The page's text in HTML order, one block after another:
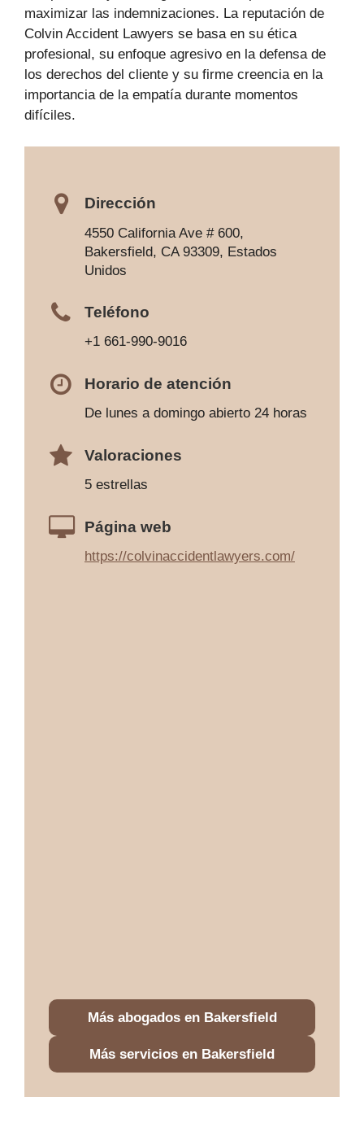
maximizar las indemnizaciones. La reputación de
Colvin Accident Lawyers se basa en su ética
profesional, su enfoque agresivo en la defensa de
los derechos del cliente y su firme creencia en la
importancia de la empatía durante momentos
difíciles.
Dirección
4550 California Ave # 600,
Bakersfield, CA 93309, Estados
Unidos
Teléfono
+1 661-990-9016
Horario de atención
De lunes a domingo abierto 24 horas
Valoraciones
5 estrellas
Página web
https://colvinaccidentlawyers.com/
Más abogados en Bakersfield
Más servicios en Bakersfield